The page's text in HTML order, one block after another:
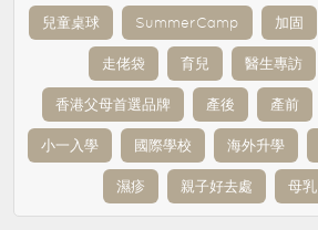
兒童桌球 SummerCamp 加固
走佬袋 育兒 醫生專訪
香港父母首選品牌 產後 產前
小一入學 國際學校 海外升學
濕疹 親子好去處 母乳